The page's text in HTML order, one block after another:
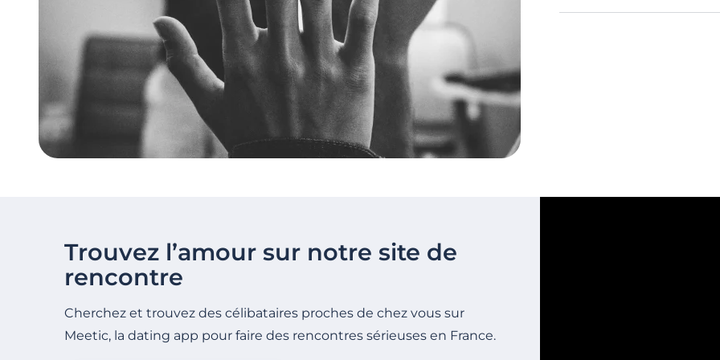
détente et le bien-être.
Trouvez l’amour sur notre site de
rencontre
Cherchez et trouvez des célibataires proches de chez vous sur
Meetic, la dating app pour faire des rencontres sérieuses en France.